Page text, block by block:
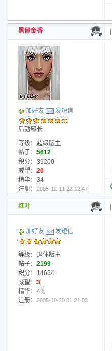
黑郁金香
加好友 发短信
后勤部长
等级：超级版主
帖子： 5612
积分：39200
威望： 20
精华：34
注册： 2005-12-11 22:12:47
红叶
加好友 发短信
等级：退休版主
帖子： 2199
积分：14664
威望： 3
精华：42
注册： 2005-10-20 01:21:03